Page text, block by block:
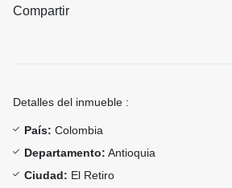
Compartir
Detalles del inmueble :
País: Colombia
Departamento: Antioquia
Ciudad: El Retiro